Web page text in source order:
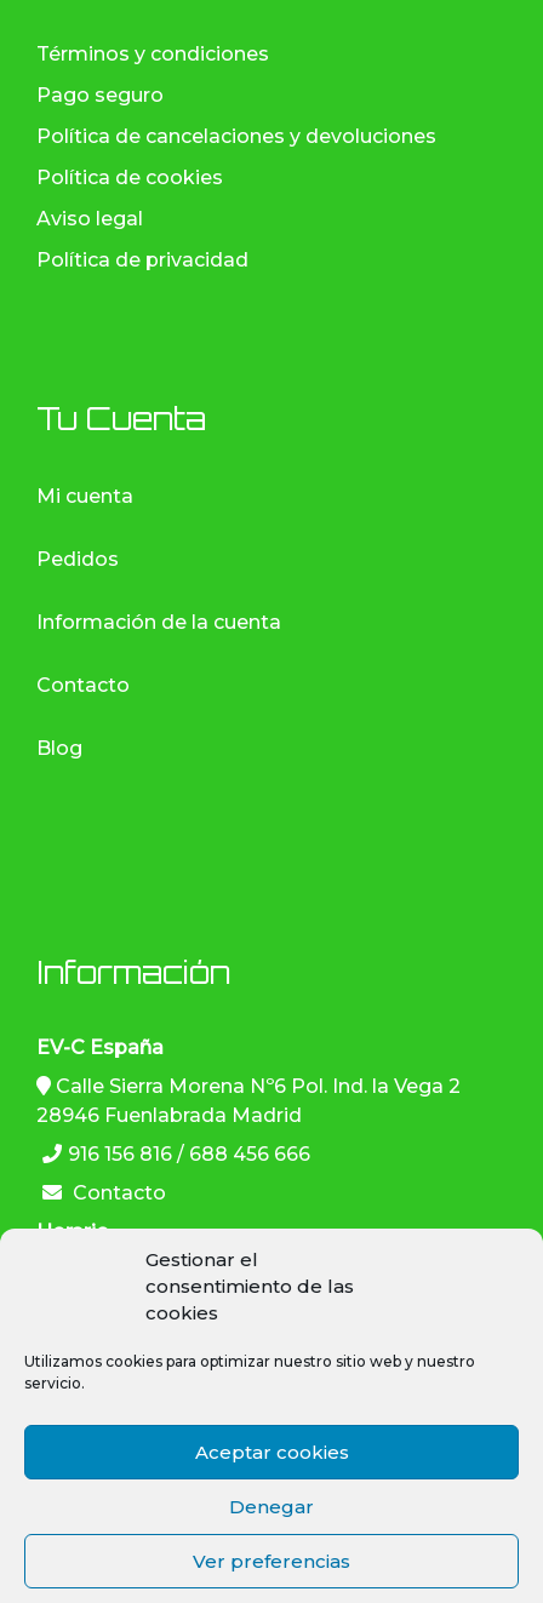
Gestionar el
consentimiento de las
cookies
Utilizamos cookies para optimizar nuestro sitio web y nuestro
servicio.
Aceptar cookies
Denegar
Ver preferencias
Términos y condiciones
Pago seguro
Política de cancelaciones y devoluciones
Política de cookies
Aviso legal
Política de privacidad
Tu Cuenta
Mi cuenta
Pedidos
Información de la cuenta
Contacto
Blog
Información
EV-C España
Calle Sierra Morena Nº6 Pol. Ind. la Vega 2
28946 Fuenlabrada Madrid
916 156 816 / 688 456 666
Contacto
Horario
L-V: 9:30–13:30 h , 15:00–19:00 h
SÍGUENOS